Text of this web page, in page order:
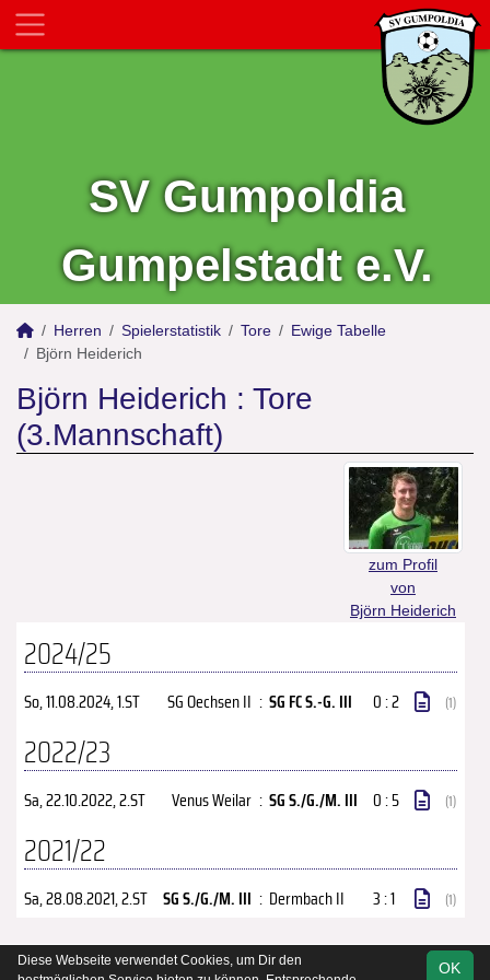
SV Gumpoldia
Gumpelstadt e.V.
Herren Spielerstatistik Tore
Ewige Tabelle
Björn Heiderich
Björn Heiderich : Tore
(3.Mannschaft)
zum Profil
von
Björn Heiderich
2024/25
So, 11.08.2024, 1.ST SG Oechsen II : SG FC S.-G. III 0 : 2 (1)
2022/23
Sa, 22.10.2022, 2.ST Venus Weilar : SG S./G./M. III 0 : 5 (1)
2021/22
Sa, 28.08.2021, 2.ST SG S./G./M. III : Dermbach II 3 : 1 (1)
soccero.de OK
Diese Webseite verwendet Cookies, um Dir den